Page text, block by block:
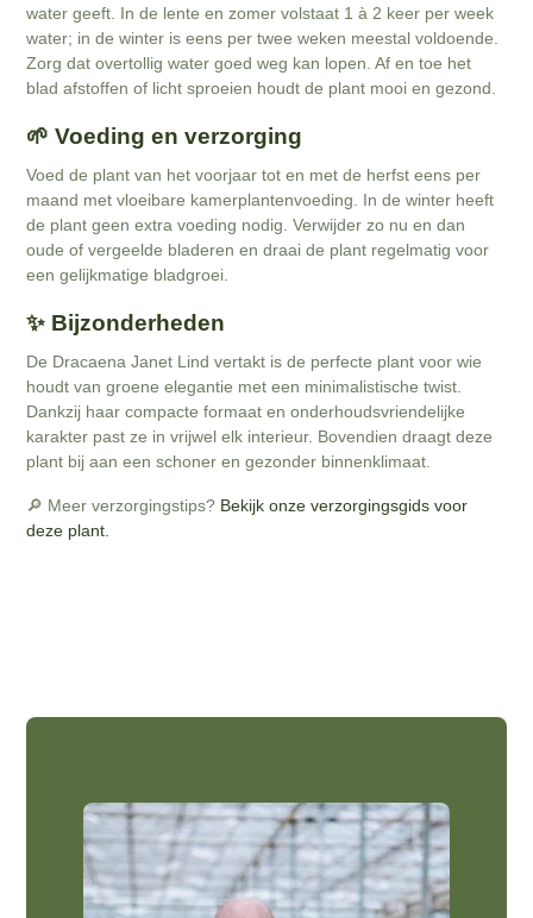
water geeft. In de lente en zomer volstaat 1 à 2 keer per week
water; in de winter is eens per twee weken meestal voldoende.
Zorg dat overtollig water goed weg kan lopen. Af en toe het
blad afstoffen of licht sproeien houdt de plant mooi en gezond.
🌱 Voeding en verzorging
Voed de plant van het voorjaar tot en met de herfst eens per
maand met vloeibare kamerplantenvoeding. In de winter heeft
de plant geen extra voeding nodig. Verwijder zo nu en dan
oude of vergeelde bladeren en draai de plant regelmatig voor
een gelijkmatige bladgroei.
✨ Bijzonderheden
De Dracaena Janet Lind vertakt is de perfecte plant voor wie
houdt van groene elegantie met een minimalistische twist.
Dankzij haar compacte formaat en onderhoudsvriendelijke
karakter past ze in vrijwel elk interieur. Bovendien draagt deze
plant bij aan een schoner en gezonder binnenklimaat.
🔎 Meer verzorgingstips? Bekijk onze verzorgingsgids voor
deze plant.